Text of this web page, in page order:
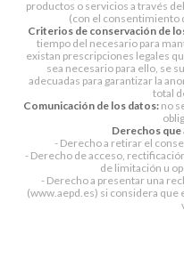
productos o servicios a través
(con el consentimiento
Criterios de conservación de
tiempo del necesario para
existan prescripciones legales
sea necesario para ello, se
adecuadas para garantizar la
total
Comunicación de los datos: no
Derechos
- Derecho a retirar el
- Derecho de acceso,
de limitación u
- Derecho a presentar una
(www.aepd.es) si considera que